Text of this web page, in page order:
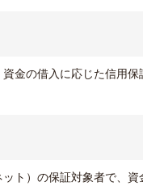
金の借入に応じた信用保
ト）の保証対象者で、資